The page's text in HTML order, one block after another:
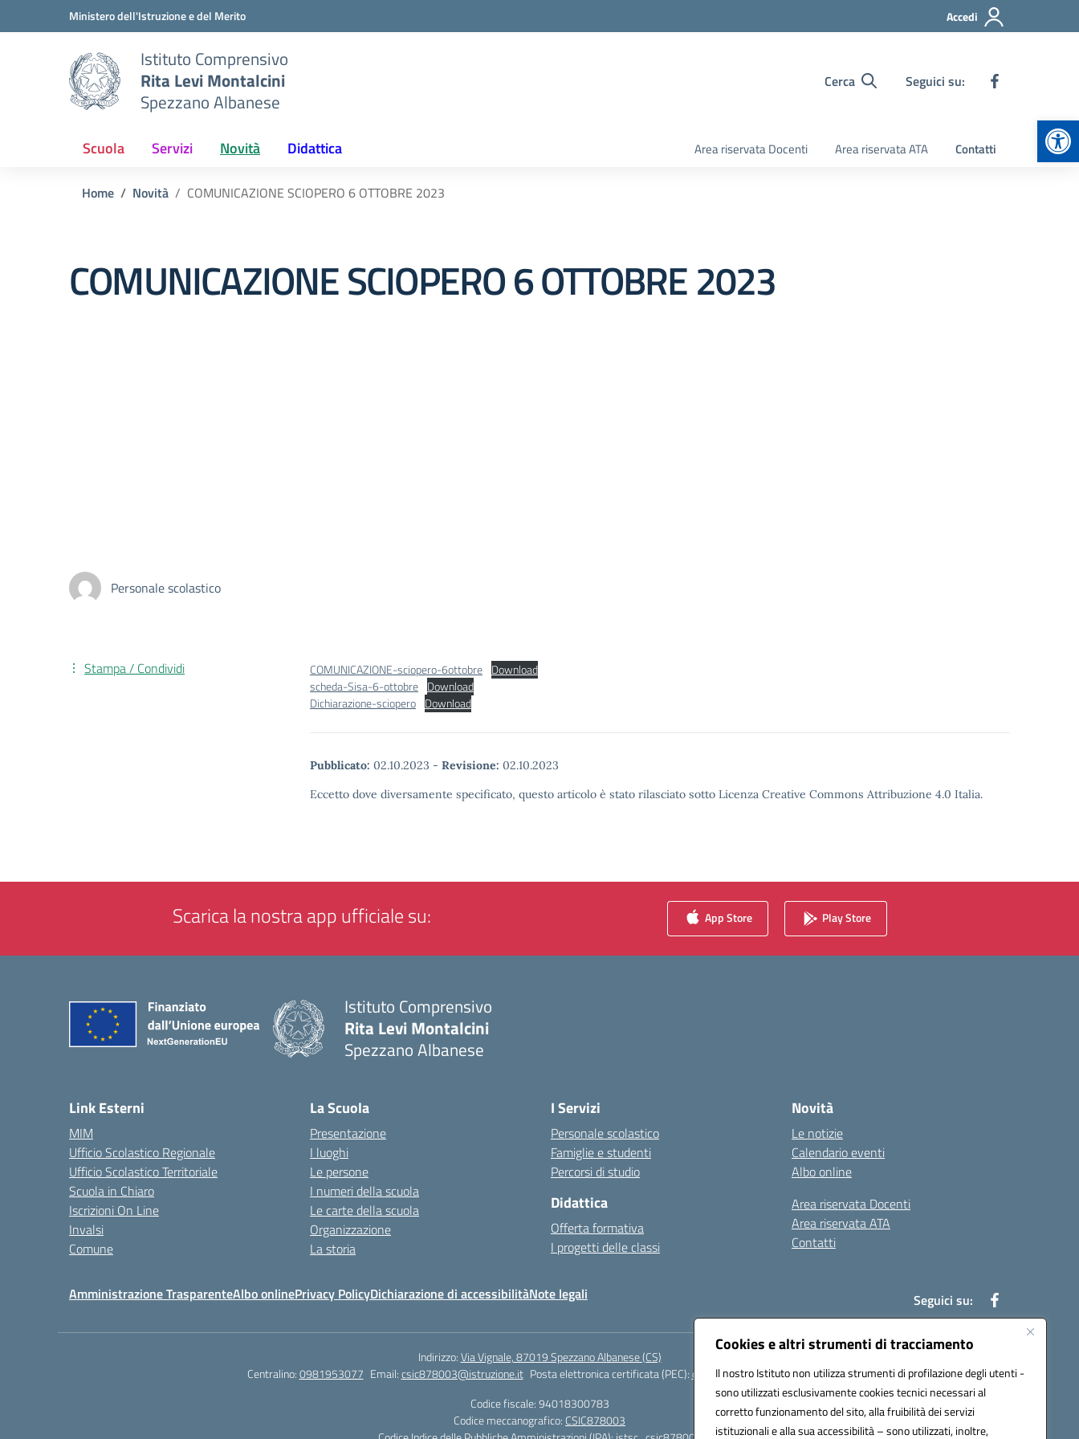
Cookies e altri strumenti di tracciamento
Il nostro Istituto non utilizza strumenti di profilazione degli utenti -
sono utilizzati esclusivamente cookies tecnici necessari al
corretto funzionamento del sito, alla fruibilità dei servizi
istituzionali e alla sua accessibilità – sono utilizzati, inoltre,
Vai ai contenuti
Vai al menu di navigazioneMinistero dell'Istruzione e del Merito Accedi
Istituto Comprensivo
Rita Levi Montalcini
Spezzano Albanese
Cerca Seguici su:
Scuola Servizi Novità Didattica Area riservata Docenti Area riservata ATA Contatti
Home Novità COMUNICAZIONE SCIOPERO 6 OTTOBRE 2023
COMUNICAZIONE SCIOPERO 6 OTTOBRE 2023
Personale scolastico
COMUNICAZIONE-sciopero-6ottobre Download
scheda-Sisa-6-ottobre Download
Dichiarazione-sciopero Download
Pubblicato: 02.10.2023 - Revisione: 02.10.2023
Eccetto dove diversamente specificato, questo articolo è stato rilasciato sotto Licenza Creative Commons Attribuzione 4.0 Italia.
Stampa / Condividi
Scarica la nostra app ufficiale su: App Store Play Store
Istituto Comprensivo
Rita Levi Montalcini
Spezzano Albanese
Link Esterni
MIM
Ufficio Scolastico Regionale
Ufficio Scolastico Territoriale
Scuola in Chiaro
Iscrizioni On Line
Invalsi
Comune
La Scuola
Presentazione
I luoghi
Le persone
I numeri della scuola
Le carte della scuola
Organizzazione
La storia
I Servizi
Personale scolastico
Famiglie e studenti
Percorsi di studio
Didattica
Offerta formativa
I progetti delle classi
Novità
Le notizie
Calendario eventi
Albo online
Area riservata Docenti
Area riservata ATA
Contatti
Amministrazione TrasparenteAlbo onlinePrivacy PolicyDichiarazione di accessibilitàNote legali Seguici su:
Indirizzo:Via Vignale, 87019 Spezzano Albanese (CS)
Centralino:0981953077 Email:csic878003@istruzione.it Posta elettronica certificata (PEC):csic878003@pec.istruzione.it
Codice fiscale: 94018300783
Codice meccanografico: CSIC878003